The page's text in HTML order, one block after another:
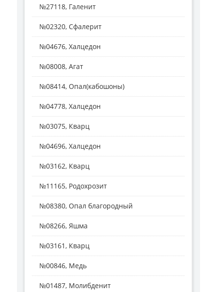
№27118, Галенит
№02320, Сфалерит
№04676, Халцедон
№08008, Агат
№08414, Опал(кабошоны)
№04778, Халцедон
№03075, Кварц
№04696, Халцедон
№03162, Кварц
№11165, Родохрозит
№08380, Опал благородный
№08266, Яшма
№03161, Кварц
№00846, Медь
№01487, Молибденит